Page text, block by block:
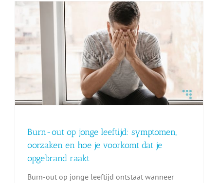
Burn-out op jonge leeftijd: symptomen,
oorzaken en hoe je voorkomt dat je
opgebrand raakt
Burn-out op jonge leeftijd ontstaat wanneer